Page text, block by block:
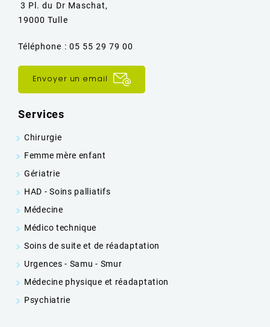
3 Pl. du Dr Maschat,
19000 Tulle
Téléphone : 05 55 29 79 00
Envoyer un email
Services
Chirurgie
Femme mère enfant
Gériatrie
HAD - Soins palliatifs
Médecine
Médico technique
Soins de suite et de réadaptation
Urgences - Samu - Smur
Médecine physique et réadaptation
Psychiatrie